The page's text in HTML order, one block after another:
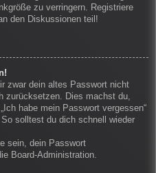
zu verringern. Registriere
den Diskussionen teil!
zwar dein altes Passwort nicht
zurücksetzen. Dies machst du,
habe mein Passwort vergessen“
solltest du dich schnell wieder
sein, dein Passwort
Board-Administration.